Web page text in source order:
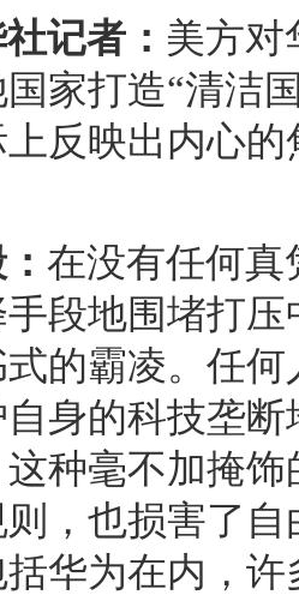
记者： 美方对
家打造“清洁
反映出内心
在没有任何真
段地围堵打
的霸凌。任
身的科技垄
种毫不加掩
则，也损害了
华为在内，